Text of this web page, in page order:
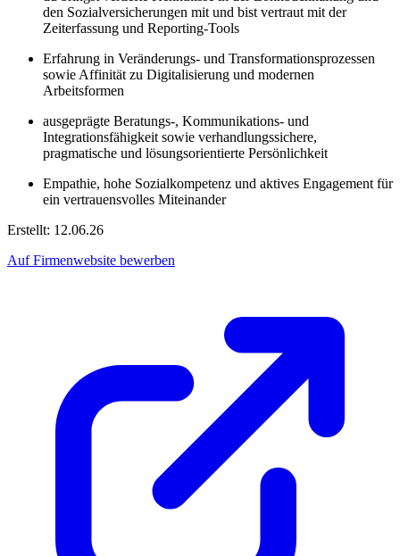
den Sozialversicherungen mit und bist vertraut mit der
Zeiterfassung und Reporting-Tools
Erfahrung in Veränderungs- und Transformationsprozessen
sowie Affinität zu Digitalisierung und modernen
Arbeitsformen
ausgeprägte Beratungs-, Kommunikations- und
Integrationsfähigkeit sowie verhandlungssichere,
pragmatische und lösungsorientierte Persönlichkeit
Empathie, hohe Sozialkompetenz und aktives Engagement für
ein vertrauensvolles Miteinander
Erstellt: 12.06.26
Auf Firmenwebsite bewerben